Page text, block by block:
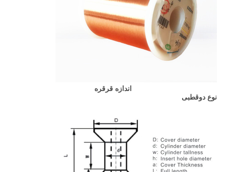
اندازه قرقره
نوع دوقطبی